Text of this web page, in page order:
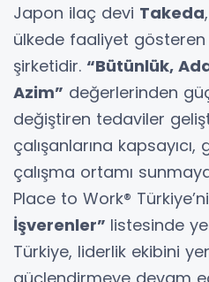
Japon ilaç devi Takeda
ülkede faaliyet
şirketidir. “Bütünlük,
Azim” değerlerinden
değiştiren tedaviler
çalışanlarına
çalışma ortamı
Place to Work®
İşverenler” listesinde
Türkiye, liderlik ekibini